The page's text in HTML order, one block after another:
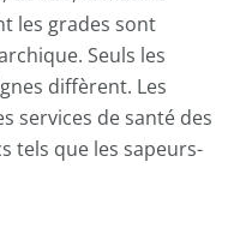
les grades sont
Seuls les
diffèrent. Les
services de santé des
tels que les sapeurs-